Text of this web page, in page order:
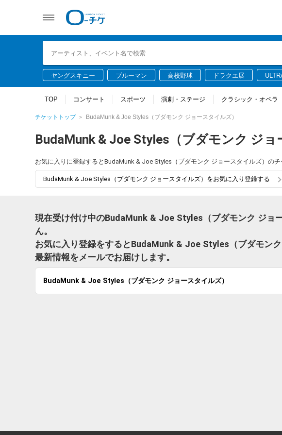
ヤングスキニー ブルーマン 高校野球 ドラクエ展
TOP コンサート スポーツ 演劇・ステージ クラシック・オペラ
チケットトップ BudaMunk & Joe Styles（ブダモンク ジョースタイルズ）
BudaMunk & Joe Styles（ブダモンク ジョ
お気に入りに登録するとBudaMunk & Joe Styles（ブダモンク ジョースタイルズ）の
BudaMunk & Joe Styles（ブダモンク ジョースタイルズ）をお気に入り登録する
現在受け付け中のBudaMunk & Joe Styles（ブダモンク ジョ
ん。
お気に入り登録をするとBudaMunk & Joe Styles（ブダモン
最新情報をメールでお届けします。
BudaMunk & Joe Styles（ブダモンク ジョースタイルズ）